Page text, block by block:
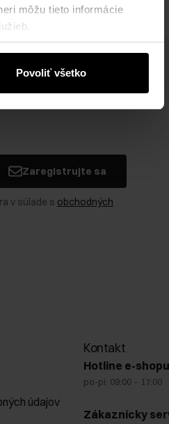
môžu tieto informácie
Povoliť všetko
Zaregistrujte sa
v súlade s obchodných
údajov
Kontakt
Hotline e-shopu
po-pi: 09:00 – 17:00
Zákaznícky